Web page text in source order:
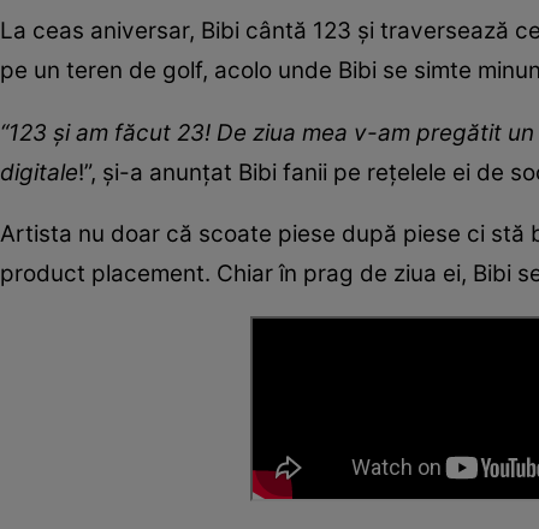
La ceas aniversar, Bibi cântă 123 și traversează
pe un teren de golf, acolo unde Bibi se simte
“123 și am făcut 23! De ziua mea v-am pregătit
digitale!”, și-a anunțat Bibi fanii pe rețelele ei de
Artista nu doar că scoate piese după piese ci
product placement. Chiar în prag de ziua ei, Bibi